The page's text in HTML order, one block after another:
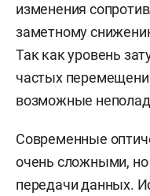
изменения
заметному
Так как уровень
частых
возможные
Современные
очень сложными,
передачи данных.